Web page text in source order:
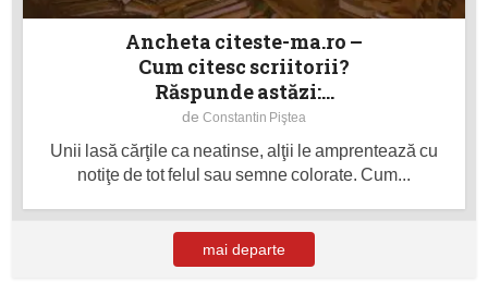
Ancheta citeste-ma.ro –
Cum citesc scriitorii?
Răspunde astăzi:...
de Constantin Piştea
Unii lasă cărţile ca neatinse, alţii le amprentează cu
notiţe de tot felul sau semne colorate. Cum...
mai departe